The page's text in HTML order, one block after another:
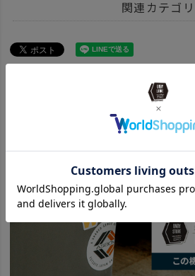
関連カテゴリ
ITEM 雑貨・ホビー その他雑貨
ETC. - その他
AS2OV TRAVEL GOODS